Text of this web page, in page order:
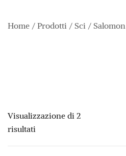
Home / Prodotti / Sci / Salomon
Visualizzazione di 2
risultati